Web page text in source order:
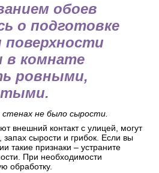
обоев
о подготовке
комнате
ровными,
не было сырости.
внешний контакт с улицей, могут
запах сырости и грибок. Если вы
такие признаки – устраните
При необходимости
обработку.